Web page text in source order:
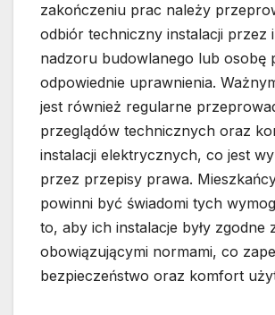
zakończeniu prac należy
odbiór techniczny instalacji przez
nadzoru budowlanego lub osobę
odpowiednie uprawnienia.
jest również regularne
przeglądów technicznych oraz
instalacji elektrycznych, co jest
przez przepisy prawa.
powinni być świadomi tych
to, aby ich instalacje były zgodne
obowiązującymi normami, co
bezpieczeństwo oraz komfort